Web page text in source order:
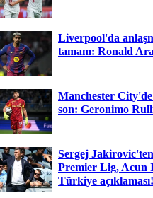
Liverpool'da
tamam: Ronald
Manchester
son: Geronimo
Sergej Jakirovic'ten
Premier Lig, Acun
Türkiye açıklaması!